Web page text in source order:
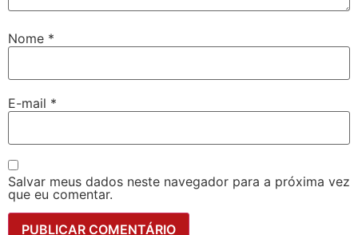
Nome *
E-mail *
Salvar meus dados neste navegador para a próxima vez
que eu comentar.